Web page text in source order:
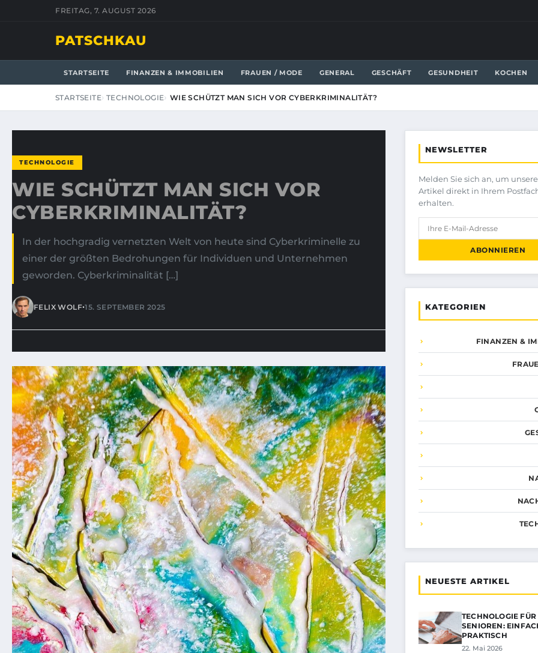
FREITAG, 7. AUGUST 2026
PATSCHKAU
STARTSEITE FINANZEN & IMMOBILIEN FRAUEN / MODE GENERAL GESCHÄFT GESUNDHEIT KOCHEN
STARTSEITE TECHNOLOGIE WIE SCHÜTZT MAN SICH VOR CYBERKRIMINALITÄT?
TECHNOLOGIE
WIE SCHÜTZT MAN SICH VOR
CYBERKRIMINALITÄT?
In der hochgradig vernetzten Welt von heute sind Cyberkriminelle zu
einer der größten Bedrohungen für Individuen und Unternehmen
geworden. Cyberkriminalität […]
FELIX WOLF•15. SEPTEMBER 2025
NEWSLETTER
Melden Sie sich an, um
Artikel direkt in Ihrem
erhalten.
ABONNIEREN
KATEGORIEN
FINANZEN &
NEUESTE ARTIKEL
TECHNOLOGIE FÜR
SENIOREN:
PRAKTISCH
22. Mai 2026